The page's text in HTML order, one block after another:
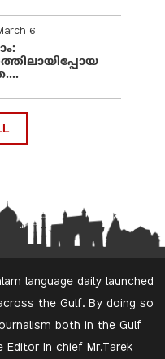
6
language daily launched
the Gulf. By doing so
both in the Gulf
Editor In chief Mr.Tarek